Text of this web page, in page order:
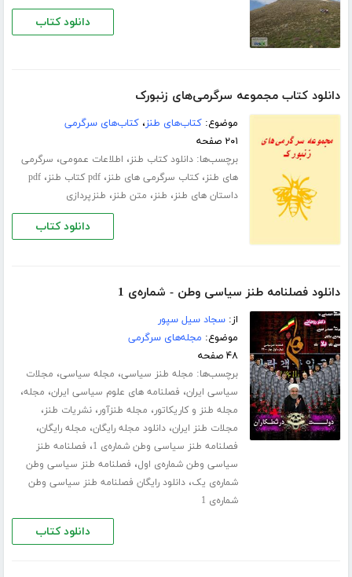
دانلود کتاب
دانلود کتاب مجموعه سرگرمی‌های زنبورک
موضوع:کتاب‌های طنز،کتاب‌های سرگرمی
۲۰۱ صفحه
برچسب‌ها:دانلود کتاب طنز، اطلاعات عمومی، سرگرمی
های طنز،کتاب سرگرمی های طنز،pdf کتاب طنز ،pdf
داستان های طنز، طنز، متن طنز، طنزپردازی
دانلود کتاب
دانلود فصلنامه طنز سیاسی وطن - شماره‌ی 1
از:سجاد سیل سپور
موضوع: مجله‌های سرگرمی
۴۸ صفحه
برچسب‌ها: مجله طنز سیاسی، مجله سیاسی، مجلات
سیاسی ایران، فصلنامه های علوم سیاسی ایران، مجله،
مجله طنز و کاریکاتور، مجله طنزآور،نشریات طنز،
مجلات طنز ایران،دانلود مجله رایگان، مجله رایگان،
فصلنامه طنز سیاسی وطن شماره‌ی 1 ، فصلنامه طنز
سیاسی وطن شماره‌ی اول، فصلنامه طنز سیاسی وطن
شماره‌ی یک،دانلود رایگان فصلنامه طنز سیاسی وطن
شماره‌ی 1
دانلود کتاب